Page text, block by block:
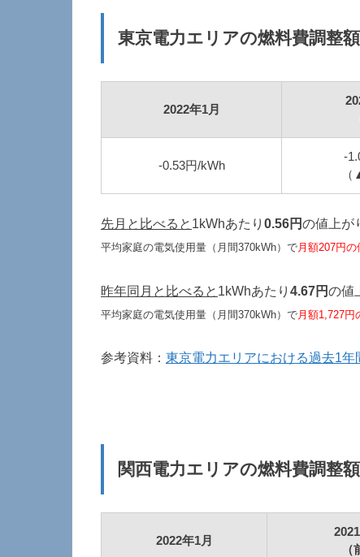
東京電力エリアの燃料費調整額
2022年1月
-0.53円/kWh
-
先月と比べると 1kWhあたり 0.56円の値上が
平均家庭の電気使用量（月間370kWh）で月額207円の
昨年同月と比べると 1kWhあたり 4.67円の値
平均家庭の電気使用量（月間370kWh）で 月額1,727円
参考資料： 東京電力エリアにおける過去1
関西電力エリアの燃料費調整
2022年1月
（